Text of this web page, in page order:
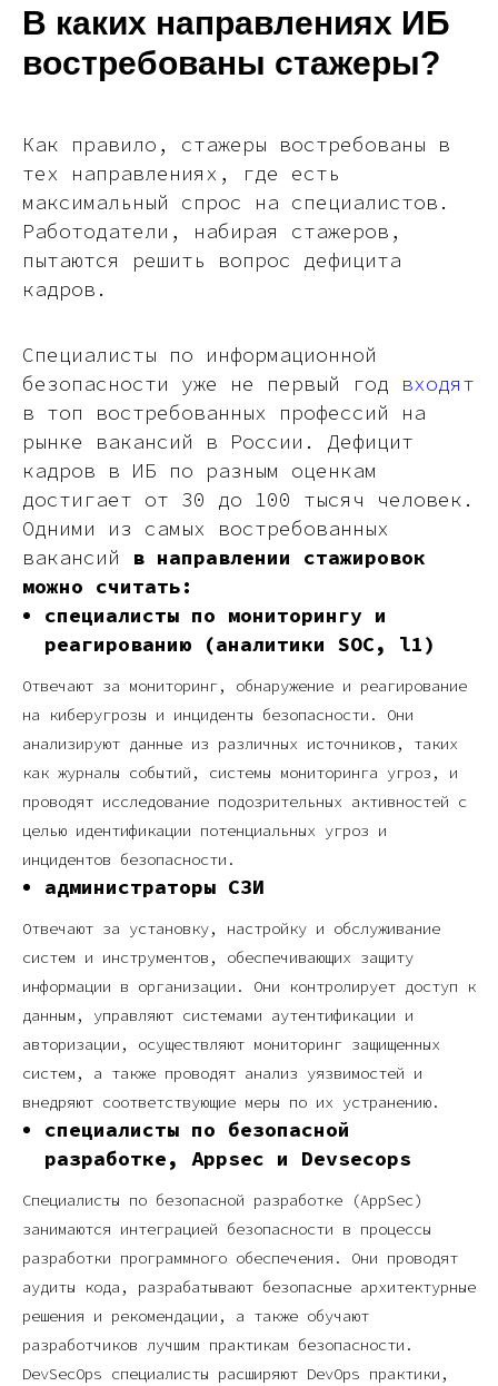
В каких направлениях ИБ
востребованы стажеры?
Как правило, стажеры востребованы в
тех направлениях, где есть
максимальный спрос на специалистов.
Работодатели, набирая стажеров,
пытаются решить вопрос дефицита
кадров.
Специалисты по информационной
безопасности уже не первый год входят
в топ востребованных профессий на
рынке вакансий в России. Дефицит
кадров в ИБ по разным оценкам
достигает от 30 до 100 тысяч человек.
Одними из самых востребованных
вакансий в направлении стажировок
можно считать:
специалисты по мониторингу и
реагированию (аналитики SOC, l1)
Отвечают за мониторинг, обнаружение и реагирование
на киберугрозы и инциденты безопасности. Они
анализируют данные из различных источников, таких
как журналы событий, системы мониторинга угроз, и
проводят исследование подозрительных активностей с
целью идентификации потенциальных угроз и
инцидентов безопасности.
администраторы СЗИ
Отвечают за установку, настройку и обслуживание
систем и инструментов, обеспечивающих защиту
информации в организации. Они контролирует доступ к
данным, управляют системами аутентификации и
авторизации, осуществляют мониторинг защищенных
систем, а также проводят анализ уязвимостей и
внедряют соответствующие меры по их устранению.
специалисты по безопасной
разработке, Appsec и Devsecops
Специалисты по безопасной разработке (AppSec)
занимаются интеграцией безопасности в процессы
разработки программного обеспечения. Они проводят
аудиты кода, разрабатывают безопасные архитектурные
решения и рекомендации, а также обучают
разработчиков лучшим практикам безопасности.
DevSecOps специалисты расширяют DevOps практики,